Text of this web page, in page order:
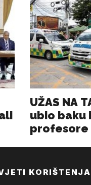
KORIŠTENJA